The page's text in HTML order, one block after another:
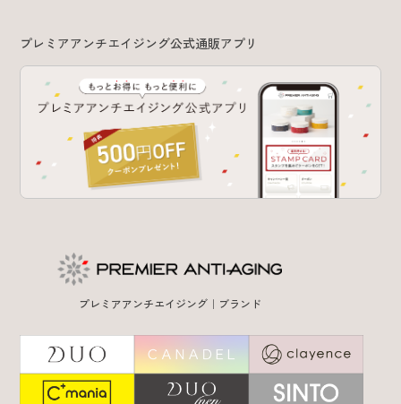
プレミアアンチエイジング公式通販アプリ
プレミアアンチエイジング｜ブランド